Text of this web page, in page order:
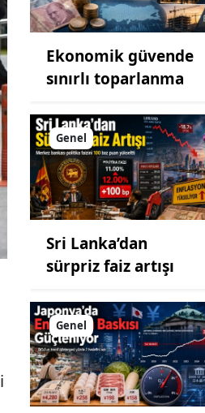
Ekonomik güvende
sınırlı toparlanma
Genel
Sri Lanka’dan
sürpriz faiz artışı
Genel